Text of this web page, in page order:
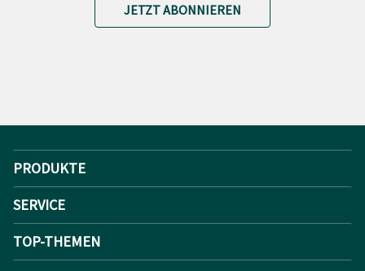
JETZT ABONNIEREN
PRODUKTE
SERVICE
TOP-THEMEN